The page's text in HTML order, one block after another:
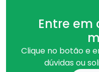
Entre
Clique no botão e
dúvidas ou